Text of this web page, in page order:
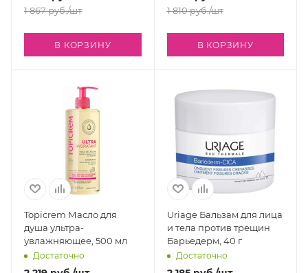
1 867руб./шт
В КОРЗИНУ
1 810руб./шт
В КОРЗИНУ
Topicrem Масло для
душа ультра-
увлажняющее, 500 мл
Достаточно
Uriage Бальзам для лица
и тела против трещин
Барьедерм, 40 г
Достаточно